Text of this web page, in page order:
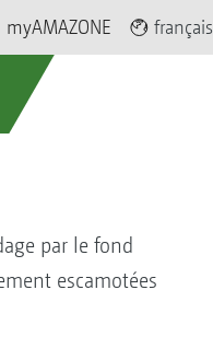
myAMAZONE français
par le fond
escamotées